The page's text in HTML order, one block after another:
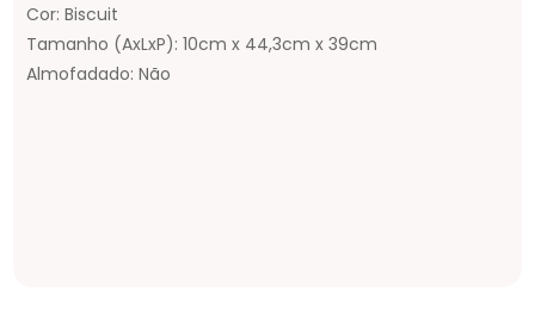
Cor: Biscuit
Tamanho (AxLxP): 10cm x 44,3cm x 39cm
Almofadado: Não